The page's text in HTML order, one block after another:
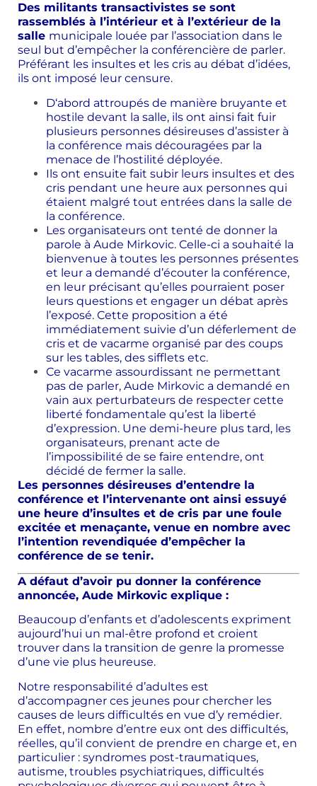
Des militants transactivistes se sont
rassemblés à l’intérieur et à l’extérieur de la
salle municipale louée par l’association dans le
seul but d’empêcher la conférencière de parler.
Préférant les insultes et les cris au débat d’idées,
ils ont imposé leur censure.
D‘abord attroupés de manière bruyante et
hostile devant la salle, ils ont ainsi fait fuir
plusieurs personnes désireuses d’assister à
la conférence mais découragées par la
menace de l’hostilité déployée.
Ils ont ensuite fait subir leurs insultes et des
cris pendant une heure aux personnes qui
étaient malgré tout entrées dans la salle de
la conférence.
Les organisateurs ont tenté de donner la
parole à Aude Mirkovic. Celle-ci a souhaité la
bienvenue à toutes les personnes présentes
et leur a demandé d’écouter la conférence,
en leur précisant qu’elles pourraient poser
leurs questions et engager un débat après
l’exposé. Cette proposition a été
immédiatement suivie d’un déferlement de
cris et de vacarme organisé par des coups
sur les tables, des sifflets etc.
Ce vacarme assourdissant ne permettant
pas de parler, Aude Mirkovic a demandé en
vain aux perturbateurs de respecter cette
liberté fondamentale qu’est la liberté
d’expression. Une demi-heure plus tard, les
organisateurs, prenant acte de
l’impossibilité de se faire entendre, ont
décidé de fermer la salle.
Les personnes désireuses d’entendre la
conférence et l’intervenante ont ainsi essuyé
une heure d’insultes et de cris par une foule
excitée et menaçante, venue en nombre avec
l’intention revendiquée d’empêcher la
conférence de se tenir.
A défaut d’avoir pu donner la conférence
annoncée, Aude Mirkovic explique :
Beaucoup d’enfants et d’adolescents expriment
aujourd’hui un mal-être profond et croient
trouver dans la transition de genre la promesse
d’une vie plus heureuse.
Notre responsabilité d’adultes est
d’accompagner ces jeunes pour chercher les
causes de leurs difficultés en vue d’y remédier.
En effet, nombre d’entre eux ont des difficultés,
réelles, qu’il convient de prendre en charge et, en
particulier : syndromes post-traumatiques,
autisme, troubles psychiatriques, difficultés